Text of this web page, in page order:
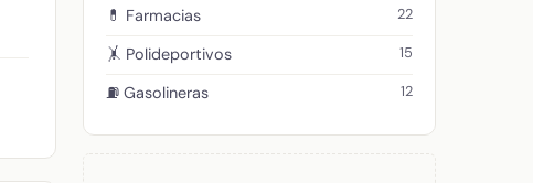
💊 Farmacias 22
🤸 Polideportivos 15
⛽ Gasolineras 12